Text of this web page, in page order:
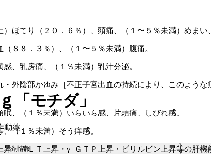
ほてり（２０．６％）、頭痛、（１〜５％未満）めまい
８８．３％）、（１〜５％未満）腹痛。
、乳房痛、（１％未満）乳汁分泌。
外陰部かゆみ［不正子宮出血の持続により、このよう
、（１％未満）いらいら感、片頭痛、しびれ感。
（１％未満）そう痒感。
・ＡＬＴ上昇・γ−ＧＴＰ上昇・ビリルビン上昇等の肝機
「モチダ」
動薬
薬剤情報